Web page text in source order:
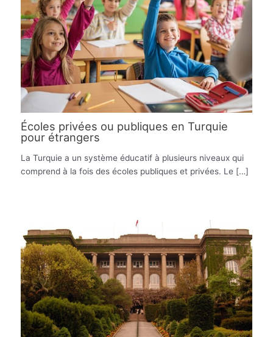
Écoles privées ou publiques en Turquie
pour étrangers
La Turquie a un système éducatif à plusieurs niveaux qui
comprend à la fois des écoles publiques et privées. Le […]